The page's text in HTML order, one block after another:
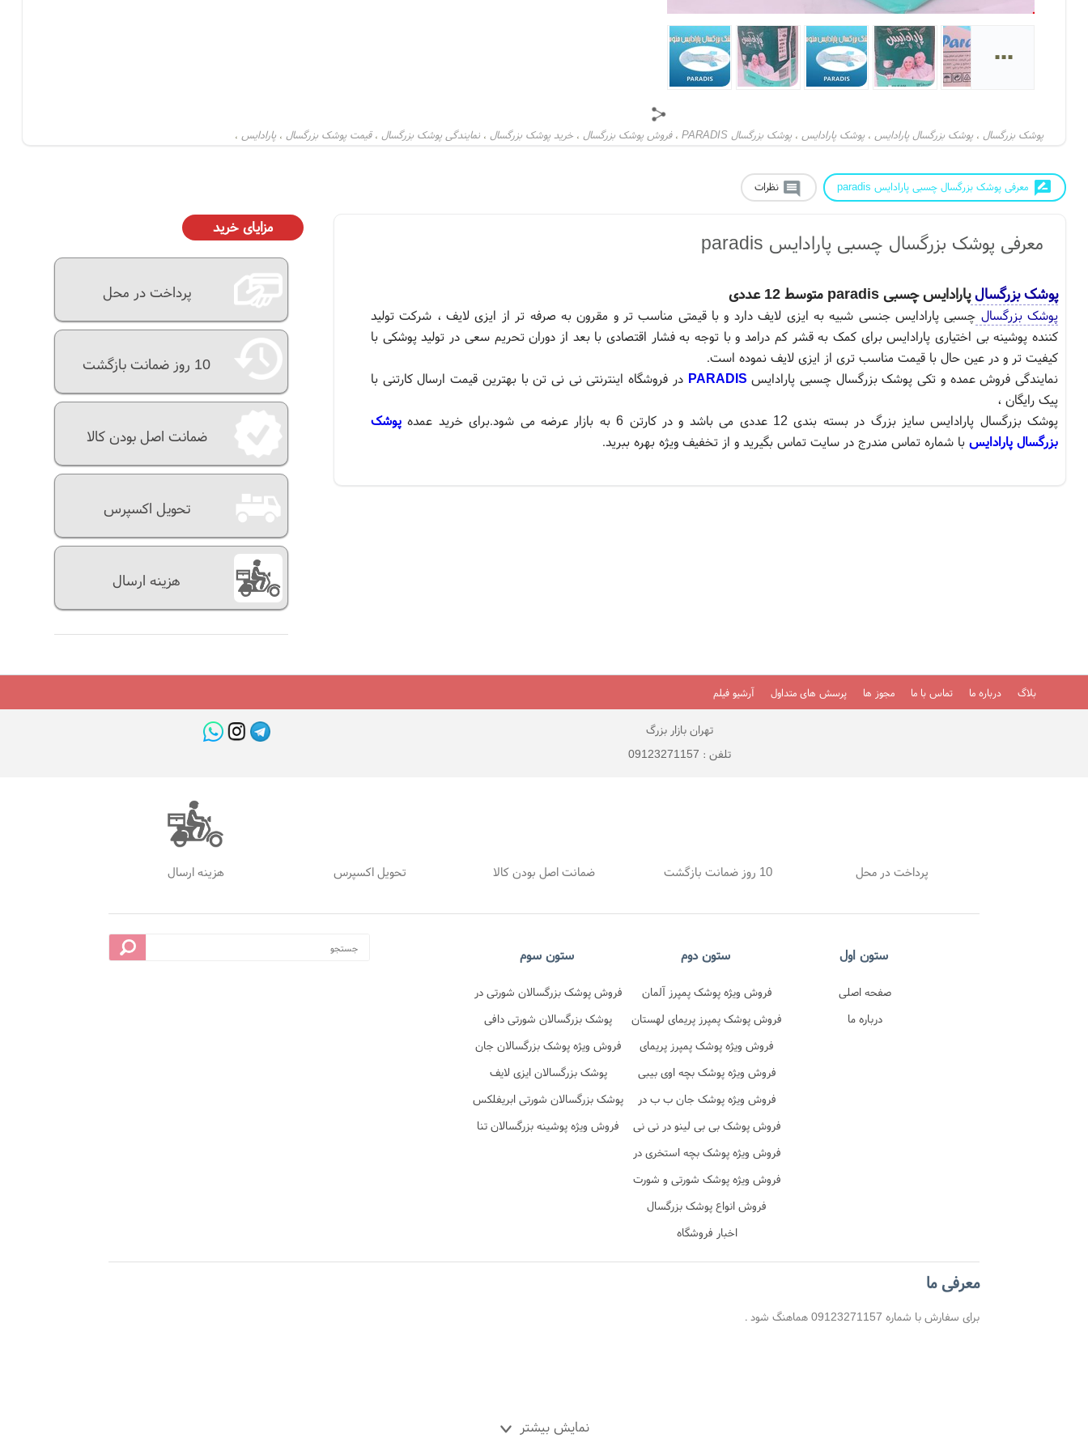
...
پوشک بزرگسال ، پوشک بزرگسال پارادایس ، پوشک پارادایس ، پوشک بزرگسال PARADIS ، فروش پوشک بزرگسال ، خرید پوشک بزرگسال ، نمایندگی پوشک بزرگسال ، قیمت پوشک بزرگسال ، پارادایس ،
معرفی پوشک بزرگسال چسبی پارادایس paradis نظرات
معرفی پوشک بزرگسال چسبی پارادایس paradis
پوشک بزرگسالپارادایس چسبی paradis متوسط 12 عددی
پوشک بزرگسال چسبی پارادایس جنسی شبیه به ایزی لایف دارد و با قیمتی مناسب تر و مقرون به صرفه تر از ایزی لایف ، شرکت تولید
کننده پوشینه بی اختیاری پارادایس برای کمک به قشر کم درامد و با توجه به فشار اقتصادی با بعد از دوران تحریم سعی در تولید پوشکی با
کیفیت تر و در عین حال با قیمت مناسب تری از ایزی لایف نموده است.
نمایندگی فروش عمده و تکی پوشک بزرگسال چسبی پارادایس PARADIS در فروشگاه اینترنتی نی نی تن با بهترین قیمت ارسال کارتنی با
پیک رایگان ،
پوشک بزرگسال پارادایس سایز بزرگ در بسته بندی 12 عددی می باشد و در کارتن 6 به بازار عرضه می شود.برای خرید عمده
پوشک
بزرگسال پارادایسبا شماره تماس مندرج در سایت تماس بگیرید و از تخفیف ویژه بهره ببرید.
مزایای خرید
پرداخت در محل
10 روز ضمانت بازگشت
ضمانت اصل بودن کالا
تحویل اکسپرس
هزینه ارسال
بلاگ درباره ما تماس با ما مجوز ها پرسش های متداول آرشیو فیلم
تهران بازار بزرگ
تلفن : 09123271157
پرداخت در محل 10 روز ضمانت بازگشت ضمانت اصل بودن کالا تحویل اکسپرس هزینه ارسال
ستون اول
صفحه اصلی
درباره ما
ستون دوم
فروش ویژه پوشک پمپرز آلمان
اصل در نی نی تن
فروش پوشک پمپرز پریمای لهستان
در نی نی تن
فروش ویژه پوشک پمپرز پریمای
ترک در نی نی تن
فروش ویژه پوشک بچه اوی بیبی
فروش ویژه پوشک جان ب ب در
نی نی تن
فروش پوشک بی بی لینو در نی نی
تن
فروش ویژه پوشک بچه استخری در
نی نی تن
فروش ویژه پوشک شورتی و شورت
آموزشی در نی نی تن
فروش انواع پوشک بزرگسال
اخبار فروشگاه
ستون سوم
فروش پوشک بزرگسالان شورتی در
فروشگاه نی نی تن
پوشک بزرگسالان شورتی دافی
فروش ویژه پوشک بزرگسالان جان
پد شورتی
پوشک بزرگسالان ایزی لایف
پوشک بزرگسالان شورتی ابریفلکس
فروش ویژه پوشینه بزرگسالان تنا
معرفی ما
برای سفارش با شماره 09123271157 هماهنگ شود .
نمایش بیشتر